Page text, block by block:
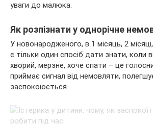
уваги до малюка.
Як розпізнати у однорічне
У новонародженого, в 1 місяць, 2
є тільки один спосіб дати знати, коли
хворий, мерзне, хоче спати – це
приймає сигнал від немовляти,
заспокоюється.